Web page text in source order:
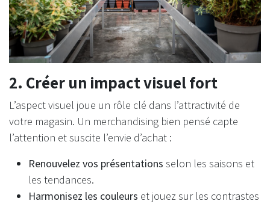
2. Créer un impact visuel fort
L’aspect visuel joue un rôle clé dans l’attractivité de
votre magasin. Un merchandising bien pensé capte
l’attention et suscite l’envie d’achat :
Renouvelez vos présentations selon les saisons et
les tendances.
Harmonisez les couleurs et jouez sur les contrastes